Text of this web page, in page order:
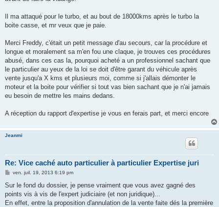
Il ma attaqué pour le turbo, et au bout de 18000kms après le turbo la
boite casse, et mr veux que je paie.
Merci Freddy, c'était un petit message d'au secours, car la procédure et
longue et moralement sa m'en fou une claque, je trouves ces procédures
abusé, dans ces cas la, pourquoi acheté a un professionnel sachant que
le particulier au yeux de la loi se doit d'être garant du véhicule après
vente jusqu'a X kms et plusieurs moi, comme si j'allais démonter le
moteur et la boite pour vérifier si tout vas bien sachant que je n'ai jamais
eu besoin de mettre les mains dedans.
A réception du rapport d'expertise je vous en ferais part, et merci encore
Jeanmi
Re: Vice caché auto particulier à particulier Expertise juri
M
s
a
g
ven. juil. 19, 2013 6:19 pm
Sur le fond du dossier, je pense vraiment que vous avez gagné des
points vis à vis de l'expert judiciaire (et non juridique)...
En effet, entre la proposition d'annulation de la vente faite dés la première